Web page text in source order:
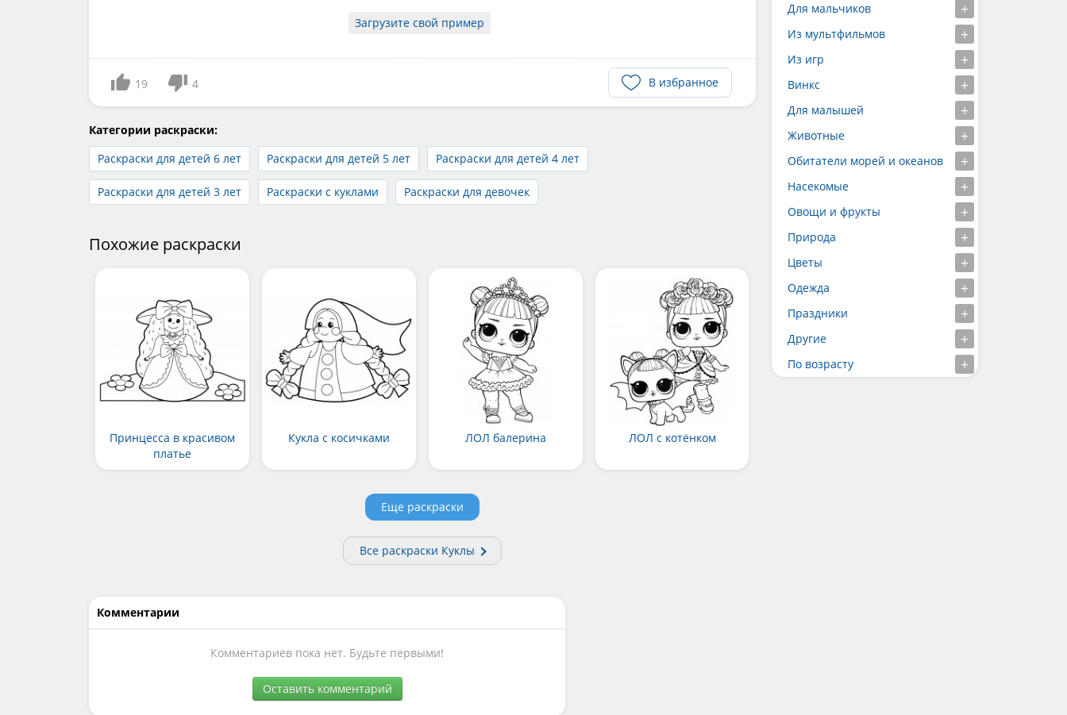
Загрузите свой пример
19 4 В избранное
Категории раскраски:
Раскраски для детей 6 лет
Раскраски для детей 5 лет Раскраски для детей 4 лет
Раскраски для детей 3 лет Раскраски с куклами Раскраски для девочек
Похожие раскраски
Принцесса в красивом
платье
Кукла с косичками ЛОЛ балерина ЛОЛ с котёнком
Еще раскраски
Все раскраски Куклы
Комментарии
Комментариев пока нет. Будьте первыми!
Оставить комментарий
Для мальчиков
Из мультфильмов
Из игр
Винкс
Для малышей
Животные
Обитатели морей и океанов
Насекомые
Овощи и фрукты
Природа
Цветы
Одежда
Праздники
Другие
По возрасту